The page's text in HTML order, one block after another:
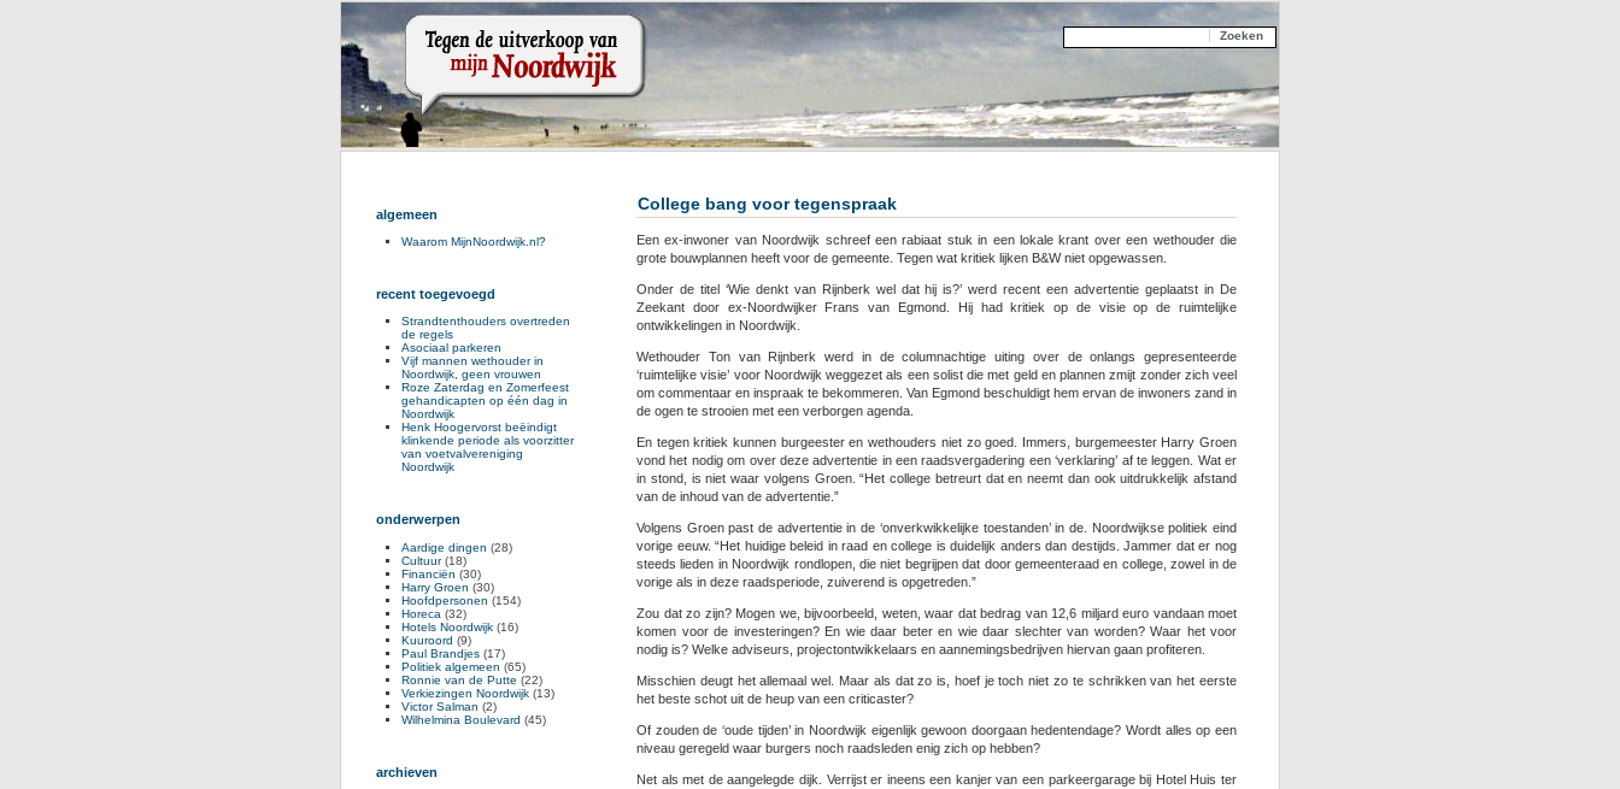
College bang voor tegenspraak
Een ex-inwoner van Noordwijk schreef een rabiaat stuk in een lokale krant over een wethouder die
grote bouwplannen heeft voor de gemeente. Tegen wat kritiek lijken B&W niet opgewassen.
Onder de titel ‘Wie denkt van Rijnberk wel dat hij is?’ werd recent een advertentie geplaatst in De
Zeekant door ex-Noordwijker Frans van Egmond. Hij had kritiek op de visie op de ruimtelijke
ontwikkelingen in Noordwijk.
Wethouder Ton van Rijnberk werd in de columnachtige uiting over de onlangs gepresenteerde
‘ruimtelijke visie’ voor Noordwijk weggezet als een solist die met geld en plannen zmijt zonder zich veel
om commentaar en inspraak te bekommeren. Van Egmond beschuldigt hem ervan de inwoners zand in
de ogen te strooien met een verborgen agenda.
En tegen kritiek kunnen burgeester en wethouders niet zo goed. Immers, burgemeester Harry Groen
vond het nodig om over deze advertentie in een raadsvergadering een ‘verklaring’ af te leggen. Wat er
in stond, is niet waar volgens Groen. “Het college betreurt dat en neemt dan ook uitdrukkelijk afstand
van de inhoud van de advertentie.”
Volgens Groen past de advertentie in de ‘onverkwikkelijke toestanden’ in de. Noordwijkse politiek eind
vorige eeuw. “Het huidige beleid in raad en college is duidelijk anders dan destijds. Jammer dat er nog
steeds lieden in Noordwijk rondlopen, die niet begrijpen dat door gemeenteraad en college, zowel in de
vorige als in deze raadsperiode, zuiverend is opgetreden.”
Zou dat zo zijn? Mogen we, bijvoorbeeld, weten, waar dat bedrag van 12,6 miljard euro vandaan moet
komen voor de investeringen? En wie daar beter en wie daar slechter van worden? Waar het voor
nodig is? Welke adviseurs, projectontwikkelaars en aannemingsbedrijven hiervan gaan profiteren.
Misschien deugt het allemaal wel. Maar als dat zo is, hoef je toch niet zo te schrikken van het eerste
het beste schot uit de heup van een criticaster?
Of zouden de ‘oude tijden’ in Noordwijk eigenlijk gewoon doorgaan hedentendage? Wordt alles op een
niveau geregeld waar burgers noch raadsleden enig zich op hebben?
Net als met de aangelegde dijk. Verrijst er ineens een kanjer van een parkeergarage bij Hotel Huis ter
algemeen
Waarom MijnNoordwijk.nl?
recent toegevoegd
Strandtenthouders overtreden
de regels
Asociaal parkeren
Vijf mannen wethouder in
Noordwijk, geen vrouwen
Roze Zaterdag en Zomerfeest
gehandicapten op één dag in
Noordwijk
Henk Hoogervorst beëindigt
klinkende periode als voorzitter
van voetvalvereniging
Noordwijk
onderwerpen
Aardige dingen (28)
Cultuur(18)
Financiën (30)
Harry Groen (30)
Hoofdpersonen (154)
Horeca (32)
Hotels Noordwijk (16)
Kuuroord (9)
Paul Brandjes (17)
Politiek algemeen (65)
Ronnie van de Putte (22)
Verkiezingen Noordwijk (13)
Victor Salman (2)
Wilhelmina Boulevard (45)
archieven